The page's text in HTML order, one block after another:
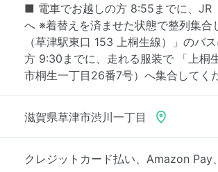
■ 電車でお越しの方 8:55までに、JR
へ ※着替えを済ませた状態で整列集
（草津駅東口 153 上桐生線）」のバ
方 9:30までに、走れる服装で 「上桐
市桐生一丁目26番7号）へ集合してく
滋賀県草津市渋川一丁目
クレジットカード払い、Amazon Pay